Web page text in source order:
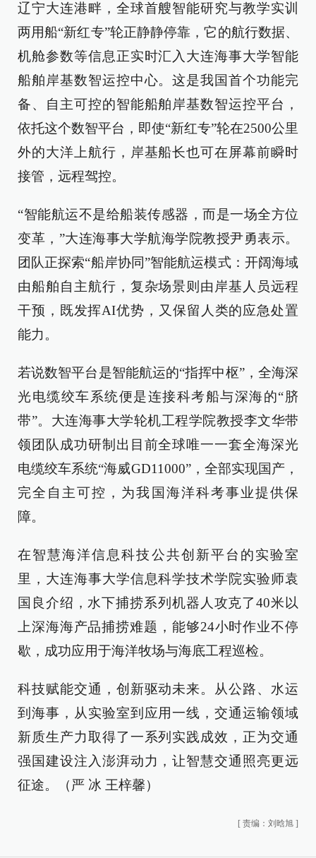
辽宁大连港畔，全球首艘智能研究与教学实训
两用船“新红专”轮正静静停靠，它的航行数据、
机舱参数等信息正实时汇入大连海事大学智能
船舶岸基数智运控中心。这是我国首个功能完
备、自主可控的智能船舶岸基数智运控平台，
依托这个数智平台，即使“新红专”轮在2500公里
外的大洋上航行，岸基船长也可在屏幕前瞬时
接管，远程驾控。
“智能航运不是给船装传感器，而是一场全方位
变革，”大连海事大学航海学院教授尹勇表示。
团队正探索“船岸协同”智能航运模式：开阔海域
由船舶自主航行，复杂场景则由岸基人员远程
干预，既发挥AI优势，又保留人类的应急处置
能力。
若说数智平台是智能航运的“指挥中枢”，全海深
光电缆绞车系统便是连接科考船与深海的“脐
带”。大连海事大学轮机工程学院教授李文华带
领团队成功研制出目前全球唯一一套全海深光
电缆绞车系统“海威GD11000”，全部实现国产，
完全自主可控，为我国海洋科考事业提供保
障。
在智慧海洋信息科技公共创新平台的实验室
里，大连海事大学信息科学技术学院实验师袁
国良介绍，水下捕捞系列机器人攻克了40米以
上深海海产品捕捞难题，能够24小时作业不停
歇，成功应用于海洋牧场与海底工程巡检。
科技赋能交通，创新驱动未来。从公路、水运
到海事，从实验室到应用一线，交通运输领域
新质生产力取得了一系列实践成效，正为交通
强国建设注入澎湃动力，让智慧交通照亮更远
征途。（严 冰 王梓馨）
[ 责编：刘晗旭 ]